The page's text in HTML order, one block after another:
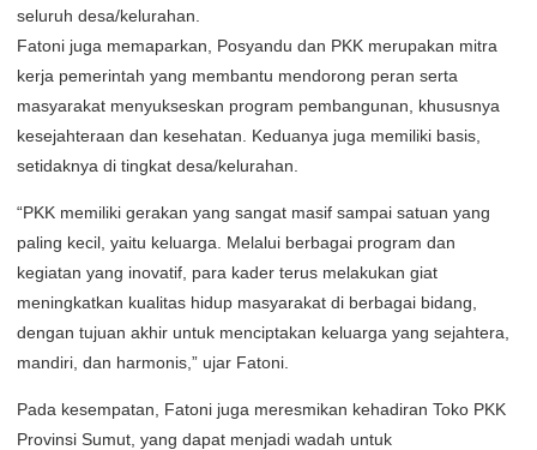
seluruh desa/kelurahan.
Fatoni juga memaparkan, Posyandu dan PKK merupakan mitra
kerja pemerintah yang membantu mendorong peran serta
masyarakat menyukseskan program pembangunan, khususnya
kesejahteraan dan kesehatan. Keduanya juga memiliki basis,
setidaknya di tingkat desa/kelurahan.
“PKK memiliki gerakan yang sangat masif sampai satuan yang
paling kecil, yaitu keluarga. Melalui berbagai program dan
kegiatan yang inovatif, para kader terus melakukan giat
meningkatkan kualitas hidup masyarakat di berbagai bidang,
dengan tujuan akhir untuk menciptakan keluarga yang sejahtera,
mandiri, dan harmonis,” ujar Fatoni.
Pada kesempatan, Fatoni juga meresmikan kehadiran Toko PKK
Provinsi Sumut, yang dapat menjadi wadah untuk